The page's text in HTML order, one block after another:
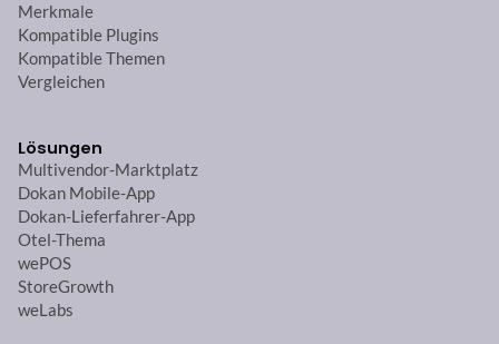
Merkmale
Kompatible Plugins
Kompatible Themen
Vergleichen
Lösungen
Multivendor-Marktplatz
Dokan Mobile-App
Dokan-Lieferfahrer-App
Otel-Thema
wePOS
StoreGrowth
weLabs